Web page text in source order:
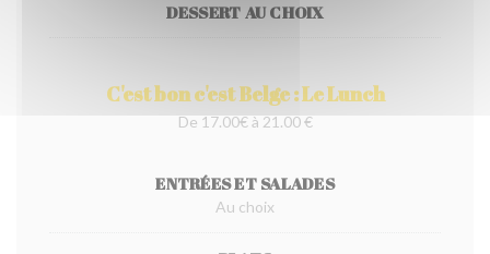
DESSERT AU CHOIX
C'est bon c'est Belge : Le Lunch
De 17.00€ à 21.00 €
ENTRÉES ET SALADES
Au choix